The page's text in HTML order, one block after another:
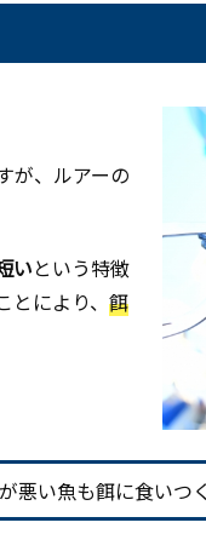
が、ルアーの
いという特徴
により、 餌
い魚も餌に食いつ